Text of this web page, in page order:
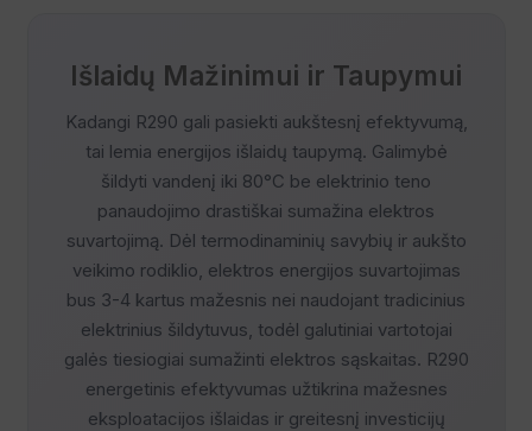
Išlaidų Mažinimui ir Taupymui
Kadangi R290 gali pasiekti aukštesnį efektyvumą,
tai lemia energijos išlaidų taupymą. Galimybė
šildyti vandenį iki 80°C be elektrinio teno
panaudojimo drastiškai sumažina elektros
suvartojimą. Dėl termodinaminių savybių ir aukšto
veikimo rodiklio, elektros energijos suvartojimas
bus 3-4 kartus mažesnis nei naudojant tradicinius
elektrinius šildytuvus, todėl galutiniai vartotojai
galės tiesiogiai sumažinti elektros sąskaitas. R290
energetinis efektyvumas užtikrina mažesnes
eksploatacijos išlaidas ir greitesnį investicijų